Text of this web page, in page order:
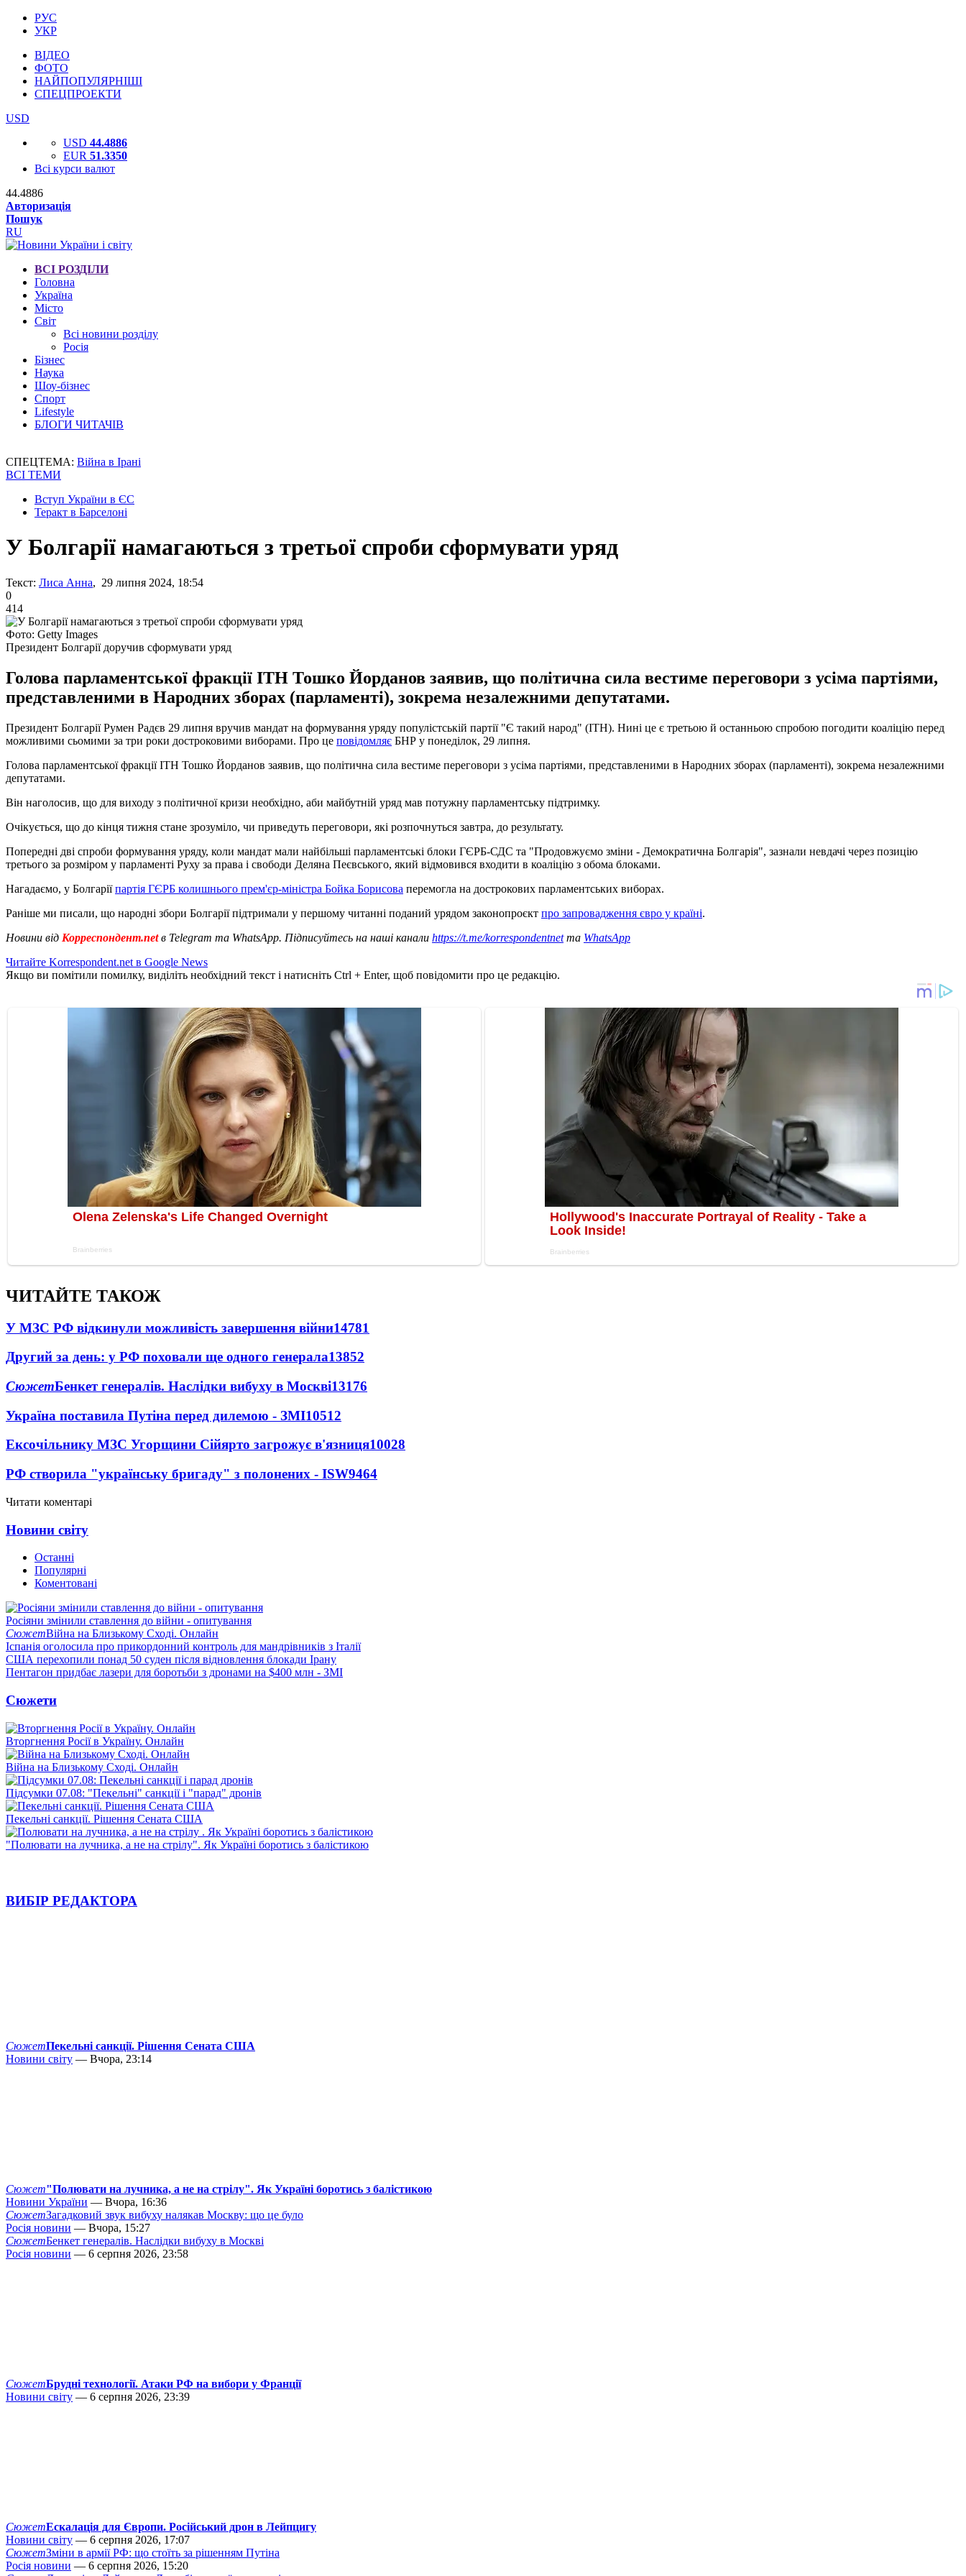
РУС
УКР
ВІДЕО
ФОТО
НАЙПОПУЛЯРНІШІ
СПЕЦПРОЕКТИ
USD
USD 44.4886
EUR 51.3350
Всі курси валют
44.4886
Авторизація
Пошук
RU
ВСІ РОЗДІЛИ
Головна
Україна
Місто
Світ
Всі новини розділу
Росія
Бізнес
Наука
Шоу-бізнес
Спорт
Lifestyle
БЛОГИ ЧИТАЧІВ
СПЕЦТЕМА: Війна в Ірані
ВСІ ТЕМИ
Вступ України в ЄС
Теракт в Барселоні
У Болгарії намагаються з третьої спроби сформувати уряд
Текст: Лиса Анна, 29 липня 2024, 18:54
0
414
Фото: Getty Images
Президент Болгарії доручив сформувати уряд
Голова парламентської фракції ІТН Тошко Йорданов заявив, що політична сила вестиме переговори з усіма партіями,
представленими в Народних зборах (парламенті), зокрема незалежними депутатами.
Президент Болгарії Румен Радєв 29 липня вручив мандат на формування уряду популістській партії "Є такий народ" (ІТН). Нині це є третьою й останньою спробою погодити коаліцію перед
можливими сьомими за три роки достроковими виборами. Про це повідомляє БНР у понеділок, 29 липня.
Голова парламентської фракції ІТН Тошко Йорданов заявив, що політична сила вестиме переговори з усіма партіями, представленими в Народних зборах (парламенті), зокрема незалежними
депутатами.
Він наголосив, що для виходу з політичної кризи необхідно, аби майбутній уряд мав потужну парламентську підтримку.
Очікується, що до кінця тижня стане зрозуміло, чи приведуть переговори, які розпочнуться завтра, до результату.
Попередні дві спроби формування уряду, коли мандат мали найбільші парламентські блоки ГЄРБ-СДС та "Продовжуємо зміни - Демократична Болгарія", зазнали невдачі через позицію
третього за розміром у парламенті Руху за права і свободи Деляна Пеєвського, який відмовився входити в коаліцію з обома блоками.
Нагадаємо, у Болгаріїпартія ГЄРБ колишнього прем'єр-міністра Бойка Борисова перемогла на дострокових парламентських виборах.
Раніше ми писали, що народні збори Болгарії підтримали у першому читанні поданий урядом законопроєкт про запровадження євро у країні.
Новини від Корреспондент.netв Telegram та WhatsApp. Підписуйтесь на наші канали https://t.me/korrespondentnetта WhatsApp
Читайте Korrespondent.net в Google News
Якщо ви помітили помилку, виділіть необхідний текст і натисніть Ctrl + Enter, щоб повідомити про це редакцію.
ЧИТАЙТЕ ТАКОЖ
У МЗС РФ відкинули можливість завершення війни14781
Другий за день: у РФ поховали ще одного генерала13852
СюжетБенкет генералів. Наслідки вибуху в Москві13176
Україна поставила Путіна перед дилемою - ЗМІ10512
Ексочільнику МЗС Угорщини Сійярто загрожує в'язниця10028
РФ створила "українську бригаду" з полонених - ISW9464
Читати коментарі
Новини світу
Останні
Популярні
Коментовані
Росіяни змінили ставлення до війни - опитування
СюжетВійна на Близькому Сході. Онлайн
Іспанія оголосила про прикордонний контроль для мандрівників з Італії
США перехопили понад 50 суден після відновлення блокади Ірану
Пентагон придбає лазери для боротьби з дронами на $400 млн - ЗМІ
Сюжети
Вторгнення Росії в Україну. Онлайн
Війна на Близькому Сході. Онлайн
Підсумки 07.08: "Пекельні" санкції і "парад" дронів
Пекельні санкції. Рішення Сената США
"Полювати на лучника, а не на стрілу". Як Україні боротись з балістикою
ВИБІР РЕДАКТОРА
СюжетПекельні санкції. Рішення Сената США
Новини світу — Вчора, 23:14
Сюжет"Полювати на лучника, а не на стрілу". Як Україні боротись з балістикою
Новини України — Вчора, 16:36
СюжетЗагадковий звук вибуху налякав Москву: що це було
Росія новини — Вчора, 15:27
СюжетБенкет генералів. Наслідки вибуху в Москві
Росія новини — 6 серпня 2026, 23:58
СюжетБрудні технології. Атаки РФ на вибори у Франції
Новини світу — 6 серпня 2026, 23:39
СюжетЕскалація для Європи. Російський дрон в Лейпцигу
Новини світу — 6 серпня 2026, 17:07
СюжетЗміни в армії РФ: що стоїть за рішенням Путіна
Росія новини — 6 серпня 2026, 15:20